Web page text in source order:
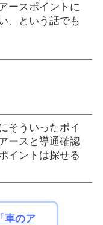
ースポイントに
、という話でも
そういったポイ
ースと導通確認
イントは探せる
「車のア